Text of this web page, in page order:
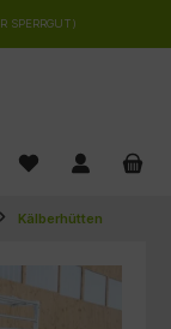
SPERRGUT)
Kälberhütten